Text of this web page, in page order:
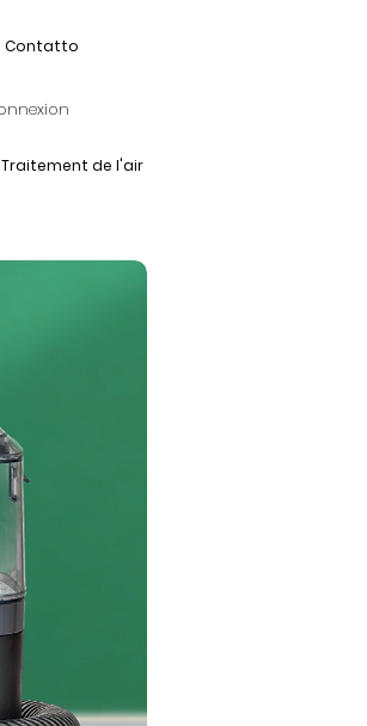
Contatto
Traitement de l'air